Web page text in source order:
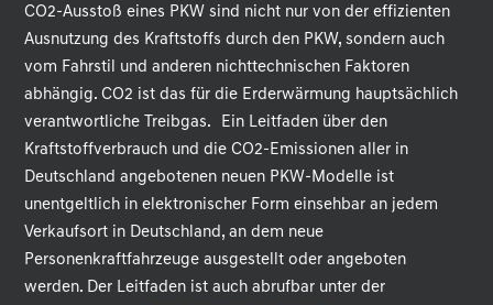
CO2-Ausstoß eines PKW sind nicht nur von der effizienten
Ausnutzung des Kraftstoffs durch den PKW, sondern auch
vom Fahrstil und anderen nichttechnischen Faktoren
abhängig. CO2 ist das für die Erderwärmung hauptsächlich
verantwortliche Treibgas. Ein Leitfaden über den
Kraftstoffverbrauch und die CO2-Emissionen aller in
Deutschland angebotenen neuen PKW-Modelle ist
unentgeltlich in elektronischer Form einsehbar an jedem
Verkaufsort in Deutschland, an dem neue
Personenkraftfahrzeuge ausgestellt oder angeboten
werden. Der Leitfaden ist auch abrufbar unter der